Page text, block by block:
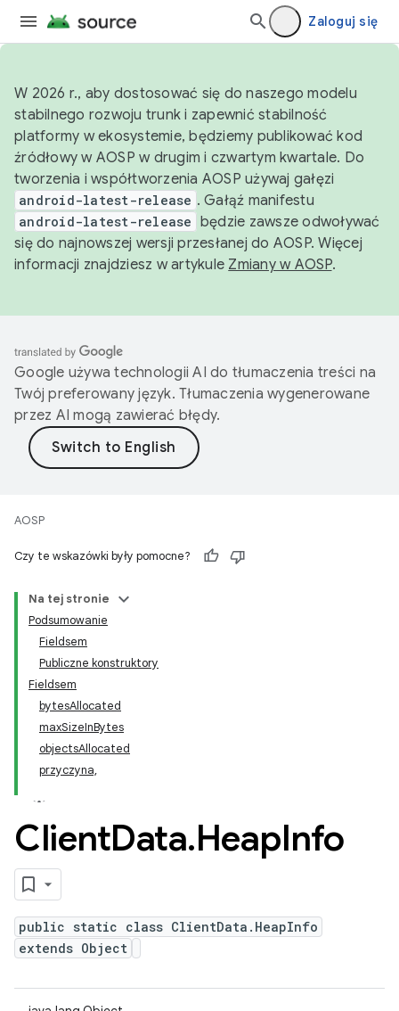
Zaloguj się
W 2026 r., aby dostosować się do naszego modelu
stabilnego rozwoju trunk i zapewnić stabilność
platformy w ekosystemie, będziemy publikować kod
źródłowy w AOSP w drugim i czwartym kwartale. Do
tworzenia i współtworzenia AOSP używaj gałęzi
android-latest-release . Gałąź manifestu
android-latest-release będzie zawsze odwoływać
się do najnowszej wersji przesłanej do AOSP. Więcej
informacji znajdziesz w artykule Zmiany w AOSP.
Google używa technologii AI do tłumaczenia treści na
Twój preferowany język. Tłumaczenia wygenerowane
przez AI mogą zawierać błędy.
AOSP
Czy te wskazówki były pomocne?
Na tej stronie
Podsumowanie
Fieldsem
Publiczne konstruktory
Fieldsem
bytesAllocated
maxSizeInBytes
objectsAllocated
przyczyna,
ClientData.HeapInfo
public static class ClientData.HeapInfo
extends Object